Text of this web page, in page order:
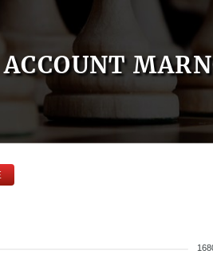
ACCOUNT